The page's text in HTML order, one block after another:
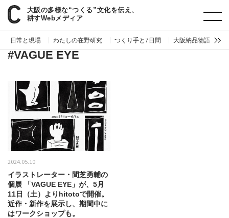
大阪の多様な“つくる”文化を伝え、
耕すWebメディア
日常と現場 わたしの在野研究 つくり手と7日間 大阪納品物語
paperC タグ VAGUE EYE
#VAGUE EYE
2024.05.10
イラストレーター・間芝勇輔の
個展 「VAGUE EYE」が、5月
11日（土）よりhitotoで開催。
近作・新作を展示し、期間中に
はワークショップも。